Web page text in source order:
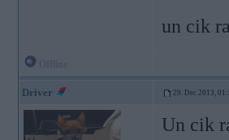
un cik
Driver 29. Dec 2013,
Un cik